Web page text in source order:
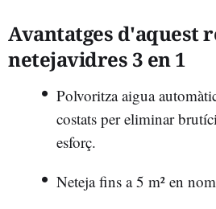
Avantatges d'aquest
netejavidres 3 en 1
Polvoritza aigua
costats per eliminar
esforç.
Neteja fins a 5 m² en